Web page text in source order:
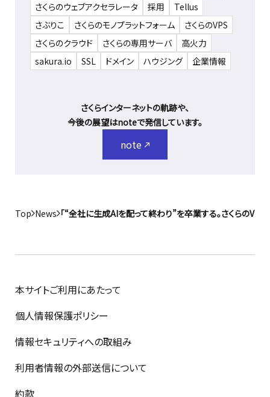
さくらのウェブアクセラレータ
採用
Tellus
さぶりこ
さくらのモノプラットフォーム
さくらのVPS
さくらのクラウド
さくらの専用サーバ
高火力
sakura.io
SSL ドメイン ハウジング 企業情報
さくらインターネットの軌跡や、
今後の展望はnoteで発信しています。
note
Top News 「“全社に生成AIを配って終わり”を卒業する。さくらの
本サイトご利用にあたって
個人情報保護ポリシー
情報セキュリティへの取組み
利用者情報の外部送信について
約款